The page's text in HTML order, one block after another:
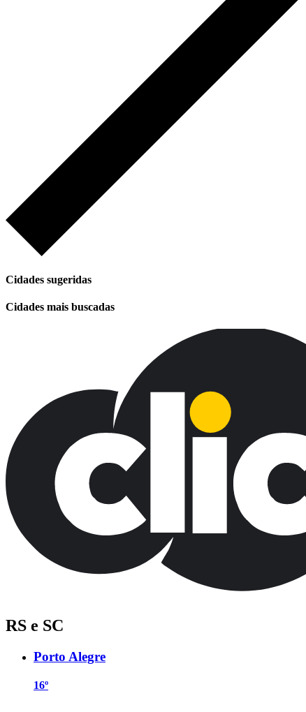
Cidades sugeridas
Cidades mais buscadas
RS e SC
Porto Alegre
16º